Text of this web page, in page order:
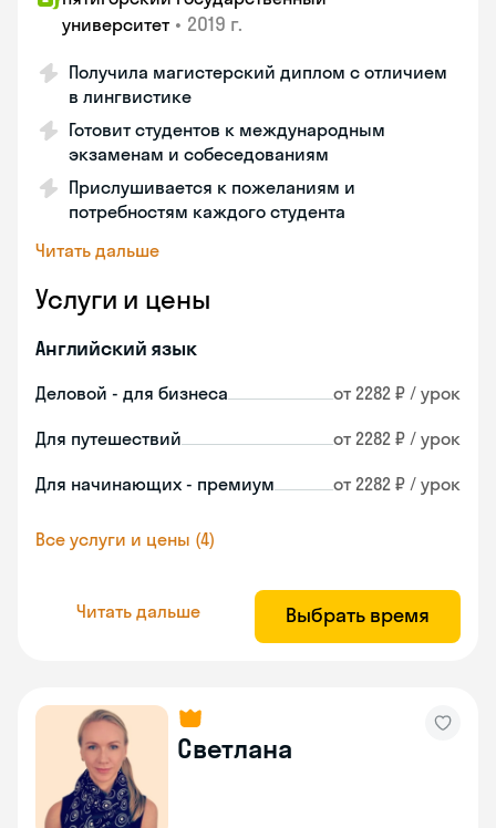
университет • 2019 г.
Получила магистерский диплом с отличием
в лингвистике
Готовит студентов к международным
экзаменам и собеседованиям
Прислушивается к пожеланиям и
потребностям каждого студента
Читать дальше
Услуги и цены
Английский язык
Деловой - для бизнеса от 2282 ₽ / урок
Для путешествий от 2282 ₽ / урок
Для начинающих - премиум от 2282 ₽ / урок
Все услуги и цены (4)
Читать дальше Выбрать время
Светлана